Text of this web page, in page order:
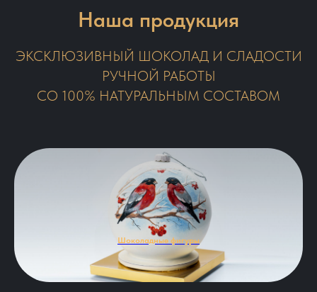
Наша продукция
ЭКСКЛЮЗИВНЫЙ ШОКОЛАД И СЛАДОСТИ
РУЧНОЙ РАБОТЫ
СО 100% НАТУРАЛЬНЫМ СОСТАВОМ
Шоколадные фигуры